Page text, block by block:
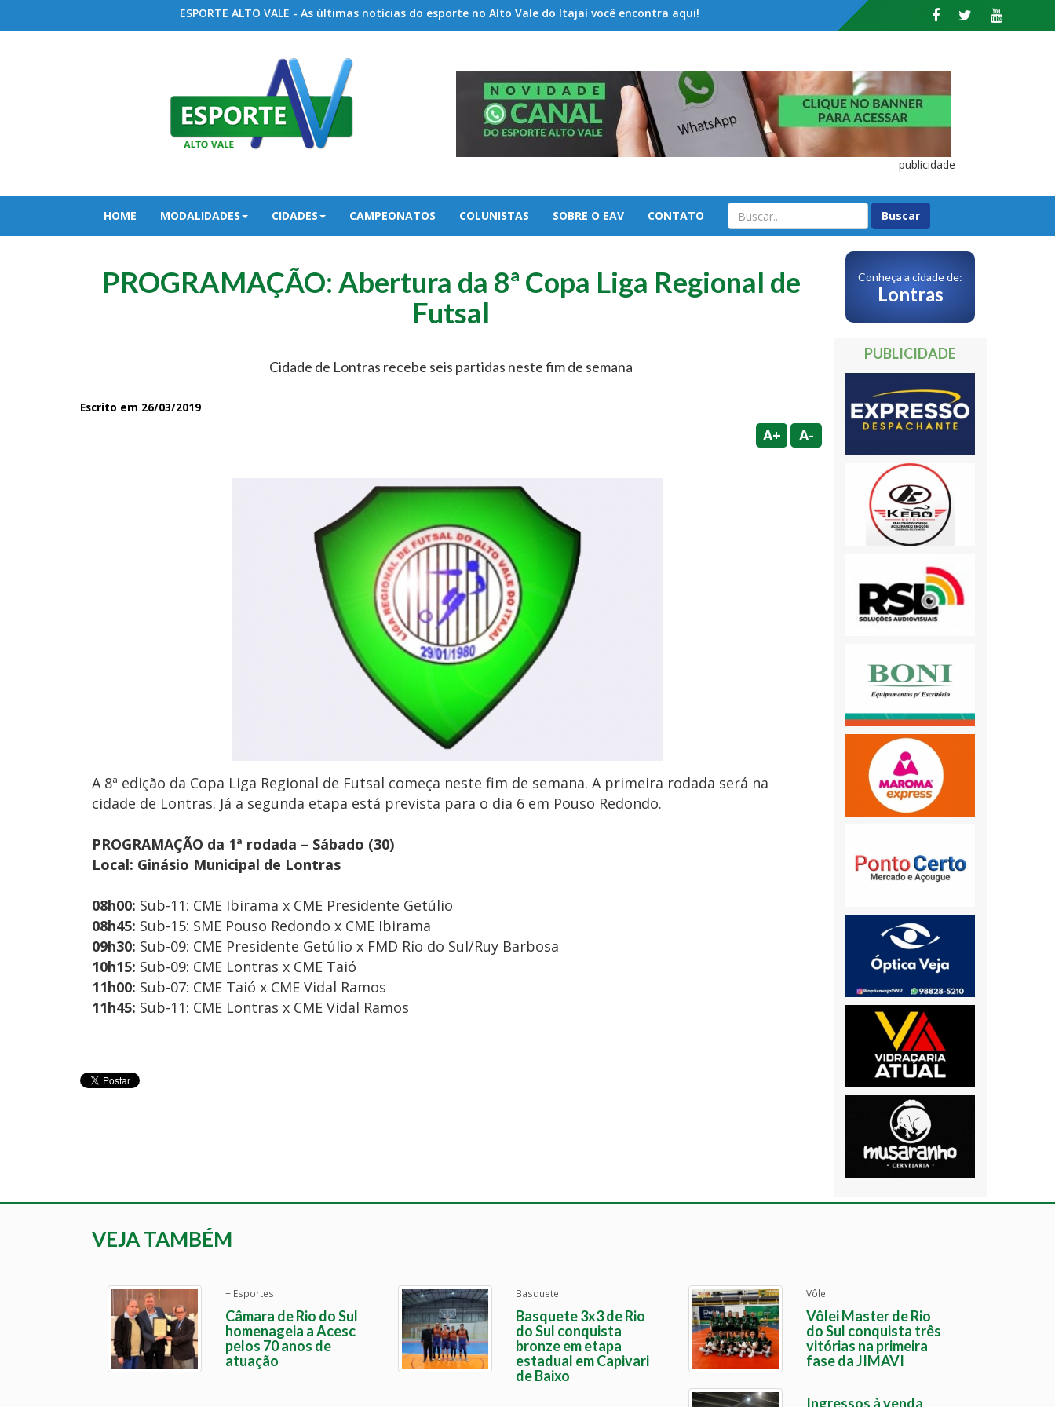
ESPORTE ALTO VALE - As últimas notícias do esporte no Alto Vale do Itajaí você encontra aqui!
publicidade
HOME MODALIDADES CIDADES CAMPEONATOS COLUNISTAS SOBRE O EAV CONTATO
PROGRAMAÇÃO: Abertura da 8ª Copa Liga Regional de
Futsal
Cidade de Lontras recebe seis partidas neste fim de semana
Escrito em 26/03/2019
A+ A-
A 8ª edição da Copa Liga Regional de Futsal começa neste fim de semana. A primeira rodada será na
cidade de Lontras. Já a segunda etapa está prevista para o dia 6 em Pouso Redondo.
PROGRAMAÇÃO da 1ª rodada – Sábado (30)
Local: Ginásio Municipal de Lontras
08h00: Sub-11: CME Ibirama x CME Presidente Getúlio
08h45: Sub-15: SME Pouso Redondo x CME Ibirama
09h30: Sub-09: CME Presidente Getúlio x FMD Rio do Sul/Ruy Barbosa
10h15: Sub-09: CME Lontras x CME Taió
11h00: Sub-07: CME Taió x CME Vidal Ramos
11h45: Sub-11: CME Lontras x CME Vidal Ramos
Conheça a cidade de:
Lontras
PUBLICIDADE
VEJA TAMBÉM
+ Esportes
Câmara de Rio do Sul
homenageia a Acesc
pelos 70 anos de
atuação
Basquete
Basquete 3x3 de Rio
do Sul conquista
bronze em etapa
estadual em Capivari
de Baixo
Vôlei
Vôlei Master de Rio
do Sul conquista três
vitórias na primeira
fase da JIMAVI
Ingressos à venda